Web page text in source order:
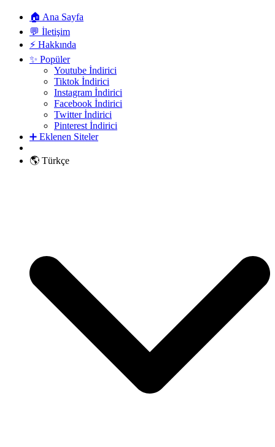
🏠 Ana Sayfa
💬 İletişim
⚡ Hakkında
✨ Popüler
Youtube İndirici
Tiktok İndirici
Instagram İndirici
Facebook İndirici
Twitter İndirici
Pinterest İndirici
➕ Eklenen Siteler
🌎 Türkçe